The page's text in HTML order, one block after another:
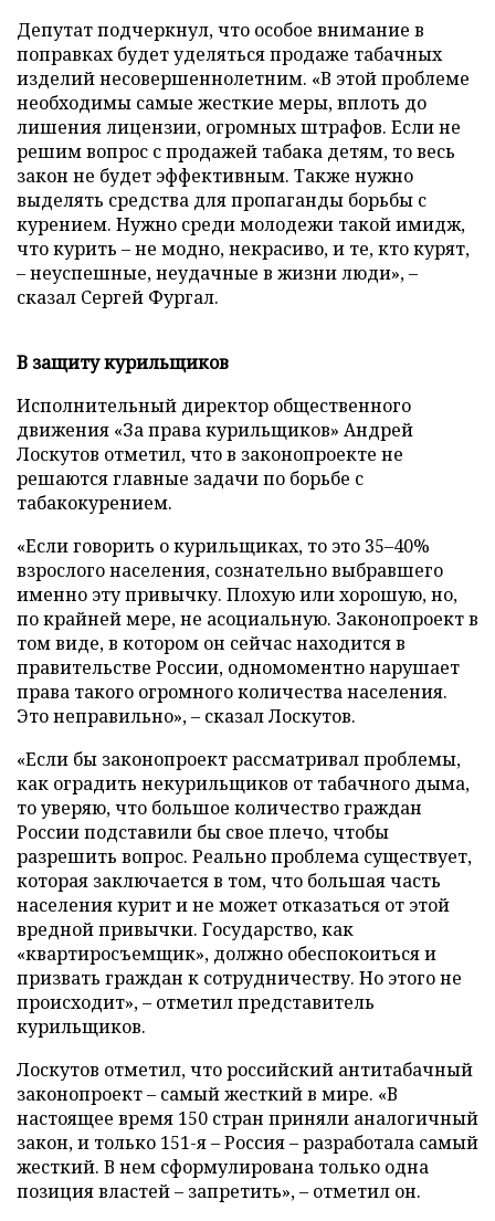
Депутат подчеркнул, что особое внимание в
поправках будет уделяться продаже табачных
изделий несовершеннолетним. «В этой проблеме
необходимы самые жесткие меры, вплоть до
лишения лицензии, огромных штрафов. Если не
решим вопрос с продажей табака детям, то весь
закон не будет эффективным. Также нужно
выделять средства для пропаганды борьбы с
курением. Нужно среди молодежи такой имидж,
что курить – не модно, некрасиво, и те, кто курят,
– неуспешные, неудачные в жизни люди»,–
сказал Сергей Фургал.
В защиту курильщиков
Исполнительный директор общественного
движения «За права курильщиков» Андрей
Лоскутов отметил, что в законопроекте не
решаются главные задачи по борьбе с
табакокурением.
«Если говорить о курильщиках, то это 35–40%
взрослого населения, сознательно выбравшего
именно эту привычку. Плохую или хорошую, но,
по крайней мере, не асоциальную. Законопроект в
том виде, в котором он сейчас находится в
правительстве России, одномоментно нарушает
права такого огромного количества населения.
Это неправильно»,– сказал Лоскутов.
«Если бы законопроект рассматривал проблемы,
как оградить некурильщиков от табачного дыма,
то уверяю, что большое количество граждан
России подставили бы свое плечо, чтобы
разрешить вопрос. Реально проблема существует,
которая заключается в том, что большая часть
населения курит и не может отказаться от этой
вредной привычки. Государство, как
«квартиросъемщик», должно обеспокоиться и
призвать граждан к сотрудничеству. Но этого не
происходит»,– отметил представитель
курильщиков.
Лоскутов отметил, что российский антитабачный
законопроект– самый жесткий в мире. «В
настоящее время 150 стран приняли аналогичный
закон, и только 151-я – Россия – разработала самый
жесткий. В нем сформулирована только одна
позиция властей – запретить», – отметил он.